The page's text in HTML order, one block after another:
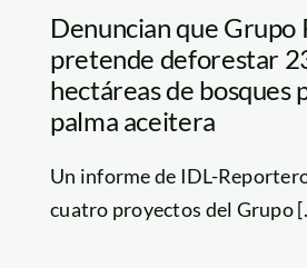
Denuncian que Grupo
pretende deforestar
hectáreas de bosques
palma aceitera
Un informe de IDL-
cuatro proyectos del Grupo